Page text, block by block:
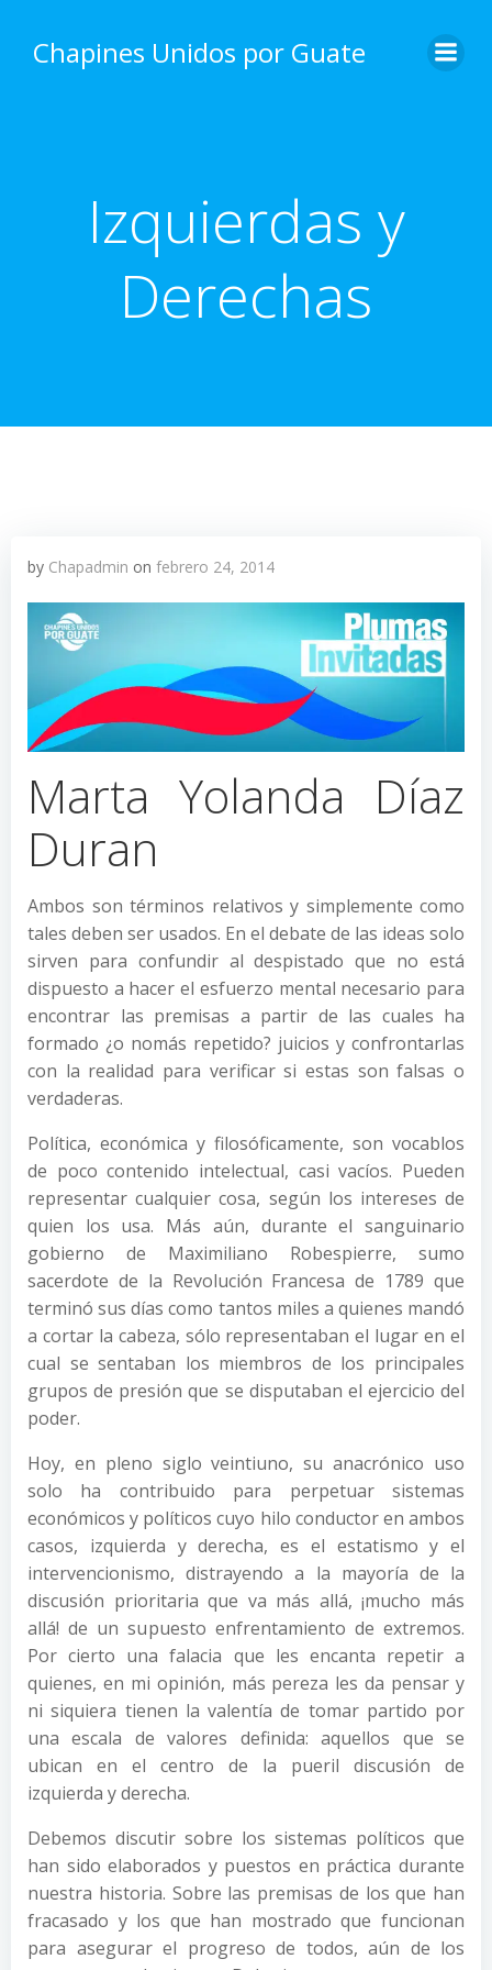
content
Chapines Unidos por Guate
Izquierdas y
Derechas
by Chapadmin on febrero 24, 2014
Marta Yolanda Díaz
Duran
Ambos son términos relativos y simplemente como
tales deben ser usados. En el debate de las ideas solo
sirven para confundir al despistado que no está
dispuesto a hacer el esfuerzo mental necesario para
encontrar las premisas a partir de las cuales ha
formado ¿o nomás repetido? juicios y confrontarlas
con la realidad para verificar si estas son falsas o
verdaderas.
Política, económica y filosóficamente, son vocablos
de poco contenido intelectual, casi vacíos. Pueden
representar cualquier cosa, según los intereses de
quien los usa. Más aún, durante el sanguinario
gobierno de Maximiliano Robespierre, sumo
sacerdote de la Revolución Francesa de 1789 que
terminó sus días como tantos miles a quienes mandó
a cortar la cabeza, sólo representaban el lugar en el
cual se sentaban los miembros de los principales
grupos de presión que se disputaban el ejercicio del
poder.
Hoy, en pleno siglo veintiuno, su anacrónico uso
solo ha contribuido para perpetuar sistemas
económicos y políticos cuyo hilo conductor en ambos
casos, izquierda y derecha, es el estatismo y el
intervencionismo, distrayendo a la mayoría de la
discusión prioritaria que va más allá, ¡mucho más
allá! de un supuesto enfrentamiento de extremos.
Por cierto una falacia que les encanta repetir a
quienes, en mi opinión, más pereza les da pensar y
ni siquiera tienen la valentía de tomar partido por
una escala de valores definida: aquellos que se
ubican en el centro de la pueril discusión de
izquierda y derecha.
Debemos discutir sobre los sistemas políticos que
han sido elaborados y puestos en práctica durante
nuestra historia. Sobre las premisas de los que han
fracasado y los que han mostrado que funcionan
para asegurar el progreso de todos, aún de los